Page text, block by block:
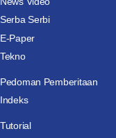
Serba Serbi
E-Paper
Tekno
Pedoman Pemberitaan
Indeks
Tutorial